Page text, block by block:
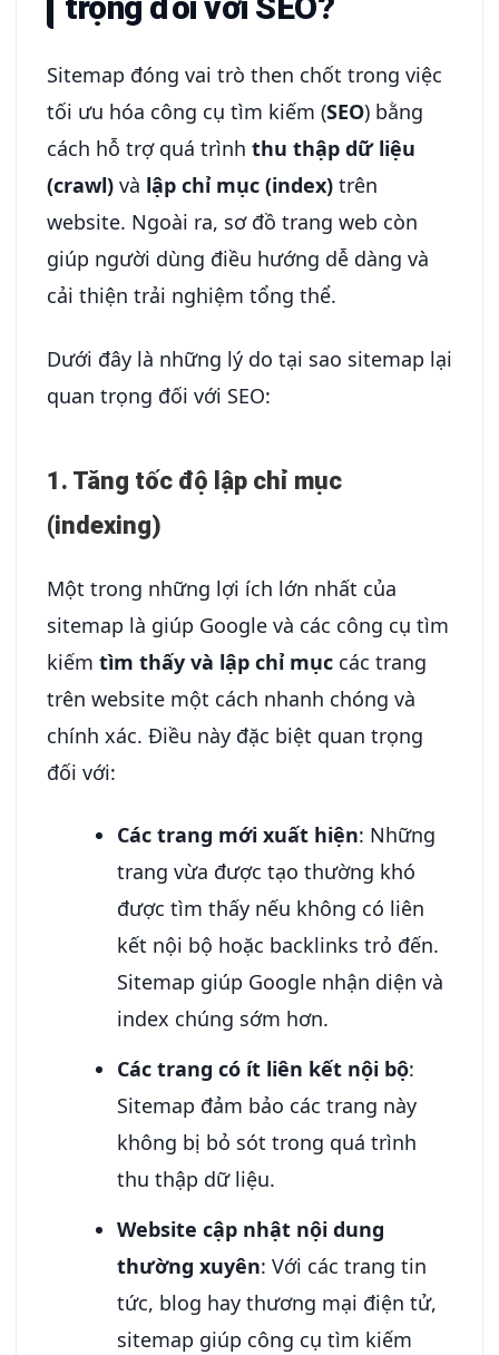
Sitemap đóng vai trò then chốt trong việc
tối ưu hóa công cụ tìm kiếm (SEO) bằng
cách hỗ trợ quá trình thu thập dữ liệu
(crawl) và lập chỉ mục (index) trên
website. Ngoài ra, sơ đồ trang web còn
giúp người dùng điều hướng dễ dàng và
cải thiện trải nghiệm tổng thể.
Dưới đây là những lý do tại sao sitemap lại
quan trọng đối với SEO:
1. Tăng tốc độ lập chỉ mục
(indexing)
Một trong những lợi ích lớn nhất của
sitemap là giúp Google và các công cụ tìm
kiếm tìm thấy và lập chỉ mục các trang
trên website một cách nhanh chóng và
chính xác. Điều này đặc biệt quan trọng
đối với:
Các trang mới xuất hiện: Những
trang vừa được tạo thường khó
được tìm thấy nếu không có liên
kết nội bộ hoặc backlinks trỏ đến.
Sitemap giúp Google nhận diện và
index chúng sớm hơn.
Các trang có ít liên kết nội bộ:
Sitemap đảm bảo các trang này
không bị bỏ sót trong quá trình
thu thập dữ liệu.
Website cập nhật nội dung
thường xuyên: Với các trang tin
tức, blog hay thương mại điện tử,
sitemap giúp công cụ tìm kiếm